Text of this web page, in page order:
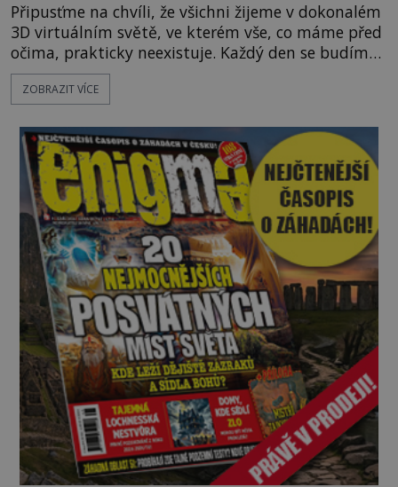
Připusťme na chvíli, že všichni žijeme v dokonalém
3D virtuálním světě, ve kterém vše, co máme před
očima, prakticky neexistuje. Každý den se budíme
do počítačové simulace, která je do určité míry k
nerozeznání od skutečného světa. Tato
skutečnosti však jde o seriózní filozofickou hypoté
ZOBRAZIT VÍCE